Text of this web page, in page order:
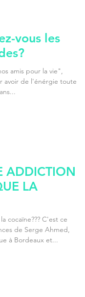
vous les
amis pour la vie",
de l'énérgie toute la
ADDICTION
LA
cocaïne??? C'est ce
de Serge Ahmed,
à Bordeaux et...